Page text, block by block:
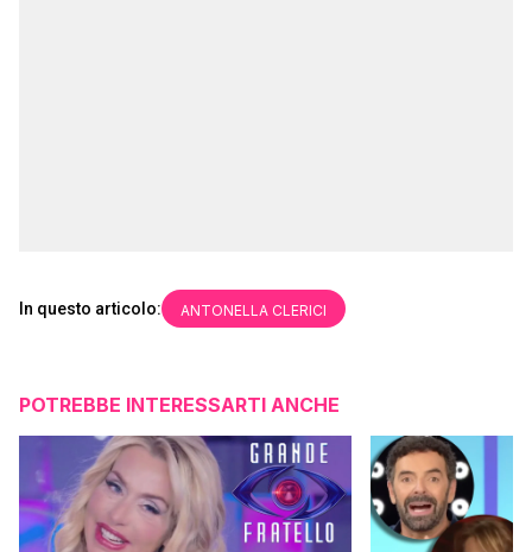
In questo articolo: ANTONELLA CLERICI
POTREBBE INTERESSARTI ANCHE